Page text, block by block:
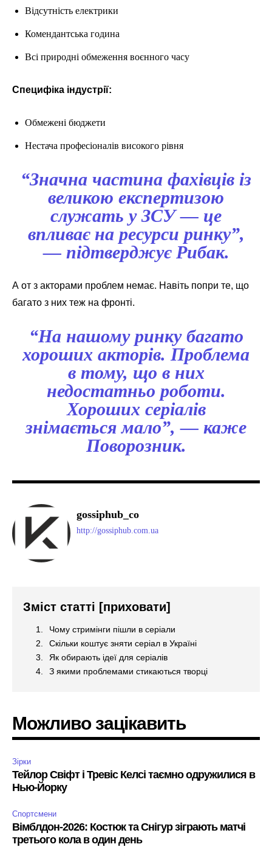
Відсутність електрики
Комендантська година
Всі природні обмеження воєнного часу
Специфіка індустрії:
Обмежені бюджети
Нестача професіоналів високого рівня
“Значна частина фахівців із
великою експертизою
служать у ЗСУ — це
впливає на ресурси ринку”,
— підтверджує Рибак.
А от з акторами проблем немає. Навіть попри те, що
багато з них теж на фронті.
“На нашому ринку багато
хороших акторів. Проблема
в тому, що в них
недостатньо роботи.
Хороших серіалів
знімається мало”, — каже
Поворозник.
gossiphub_co
http://gossiphub.com.ua
Зміст статті [приховати]
Чому стримінги пішли в серіали
Скільки коштує зняти серіал в Україні
Як обирають ідеї для серіалів
З якими проблемами стикаються творці
Можливо зацікавить
Зірки
Тейлор Свіфт і Тревіс Келсі таємно одружилися в
Нью-Йорку
Спортсмени
Вімблдон-2026: Костюк та Снігур зіграють матчі
третього кола в один день